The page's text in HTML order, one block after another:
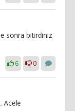
sonra bitirdiniz
6 0
Acele